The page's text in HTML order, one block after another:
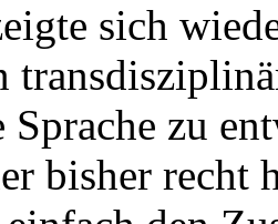
sich
Sprache zu
bisher recht